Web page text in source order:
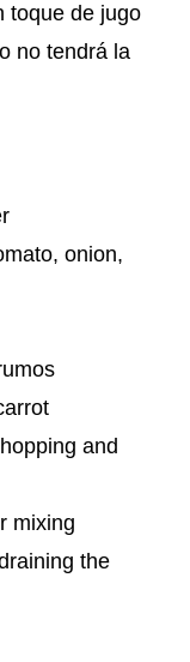
toque de jugo
no tendrá la
onion,
and
mixing
the